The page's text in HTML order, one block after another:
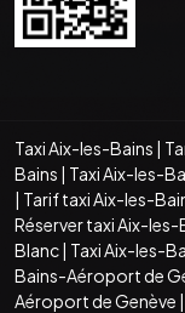
Taxi Aix-les-Bains |
Bains | Taxi Aix-les-
| Tarif taxi Aix-les-
Réserver taxi Aix-
Blanc| Taxi Aix-les-
Bains-Aéroport de
Aéroport de Genève |